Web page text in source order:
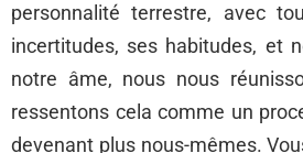
personnalité terrestre, avec
incertitudes, ses habitudes, et
notre âme, nous nous
ressentons cela comme un
devenant plus nous-mêmes.